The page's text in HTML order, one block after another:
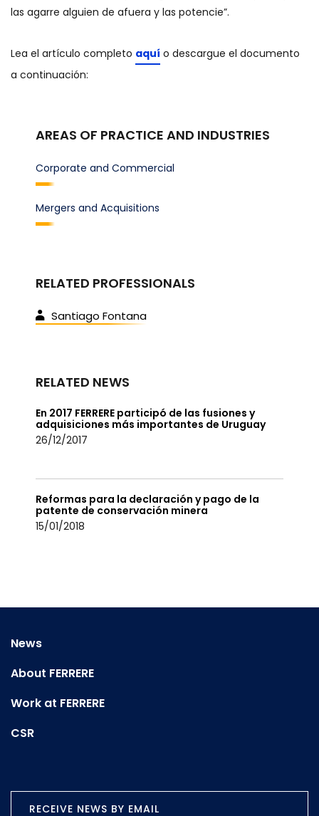
las agarre alguien de afuera y las potencie”.
Lea el artículo completo aquí o descargue el documento
a continuación:
AREAS OF PRACTICE AND INDUSTRIES
Corporate and Commercial
Mergers and Acquisitions
RELATED PROFESSIONALS
Santiago Fontana
RELATED NEWS
En 2017 FERRERE participó de las fusiones y
adquisiciones más importantes de Uruguay
26/12/2017
Reformas para la declaración y pago de la
patente de conservación minera
15/01/2018
News
About FERRERE
Work at FERRERE
CSR
RECEIVE NEWS BY EMAIL